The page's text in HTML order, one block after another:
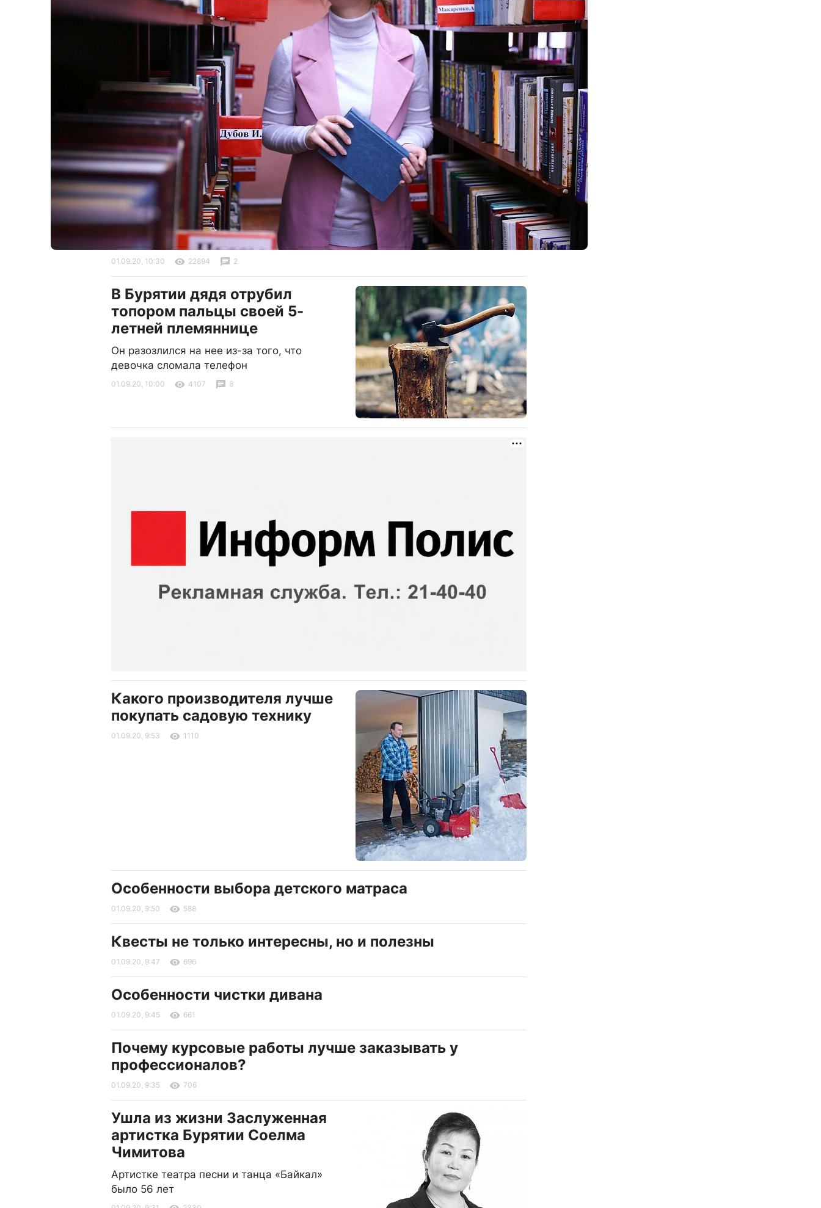
01.09.20, 10:30 22894 2
В Бурятии дядя отрубил
топором пальцы своей 5-
летней племяннице
Он разозлился на нее из-за того, что
девочка сломала телефон
01.09.20, 10:00 4107 8
Какого производителя лучше
покупать садовую технику
01.09.20, 9:53 1110
Особенности выбора детского матраса
01.09.20, 9:50 588
Квесты не только интересны, но и полезны
01.09.20, 9:47 696
Особенности чистки дивана
01.09.20, 9:45 661
Почему курсовые работы лучше заказывать у
профессионалов?
01.09.20, 9:35 706
Ушла из жизни Заслуженная
артистка Бурятии Соелма
Чимитова
Артистке театра песни и танца «Байкал»
было 56 лет